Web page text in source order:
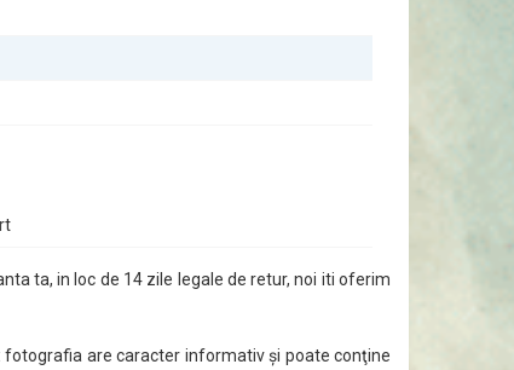
ta, in loc de 14 zile legale de retur, noi iti oferim
are caracter informativ şi poate conţine